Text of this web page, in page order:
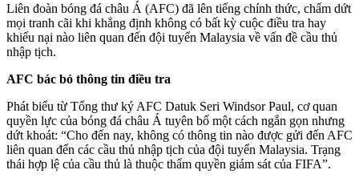
Liên đoàn bóng đá châu Á (AFC) đã lên tiếng chính thức, chấm dứt
mọi tranh cãi khi khẳng định không có bất kỳ cuộc điều tra hay
khiếu nại nào liên quan đến đội tuyển Malaysia về vấn đề cầu thủ
nhập tịch.
AFC bác bỏ thông tin điều tra
Phát biểu từ Tổng thư ký AFC Datuk Seri Windsor Paul, cơ quan
quyền lực của bóng đá châu Á tuyên bố một cách ngắn gọn nhưng
dứt khoát: “Cho đến nay, không có thông tin nào được gửi đến AFC
liên quan đến các cầu thủ nhập tịch của đội tuyển Malaysia. Trạng
thái hợp lệ của cầu thủ là thuộc thẩm quyền giám sát của FIFA”.